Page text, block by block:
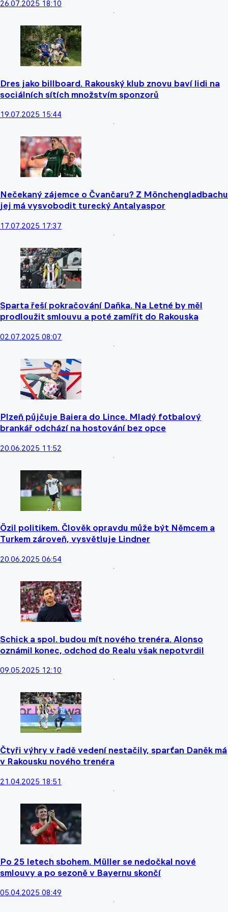
26.07.2025 18:10
Dres jako billboard. Rakouský klub znovu baví lidi na
sociálních sítích množstvím sponzorů
19.07.2025 15:44
Nečekaný zájemce o Čvančaru? Z Mönchengladbachu
jej má vysvobodit turecký Antalyaspor
17.07.2025 17:37
Sparta řeší pokračování Daňka. Na Letné by měl
prodloužit smlouvu a poté zamířit do Rakouska
02.07.2025 08:07
Plzeň půjčuje Baiera do Lince. Mladý fotbalový
brankář odchází na hostování bez opce
20.06.2025 11:52
Özil politikem. Člověk opravdu může být Němcem a
Turkem zároveň, vysvětluje Lindner
20.06.2025 06:54
Schick a spol. budou mít nového trenéra. Alonso
oznámil konec, odchod do Realu však nepotvrdil
09.05.2025 12:10
Čtyři výhry v řadě vedení nestačily, sparťan Daněk má
v Rakousku nového trenéra
21.04.2025 18:51
Po 25 letech sbohem. Müller se nedočkal nové
smlouvy a po sezoně v Bayernu skončí
05.04.2025 08:49